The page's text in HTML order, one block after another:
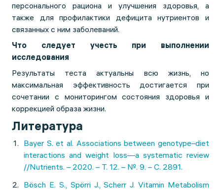
персонального рациона и улучшения здоровья, а
также для профилактики дефицита нутриентов и
связанных с ним заболеваний.
Что следует учесть при выполнении
исследования
Результаты теста актуальны всю жизнь, но
максимальная эффективность достигается при
сочетании с мониторингом состояния здоровья и
коррекцией образа жизни.
Литература
Bayer S. et al. Associations between genotype–diet
interactions and weight loss—a systematic review
//Nutrients. – 2020. – Т. 12. – №. 9. – С. 2891.
Bösch E. S., Spörri J., Scherr J. Vitamin Metabolism